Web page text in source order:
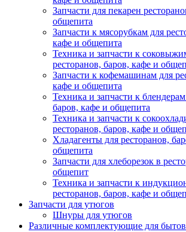
Запчасти для пекарен
общепита
Запчасти к мясорубкам для
кафе и общепита
Техника и запчасти к
ресторанов, баров, кафе и
Запчасти к кофемашинам для
кафе и общепита
Техника и запчасти к
баров, кафе и общепита
Техника и запчасти к
ресторанов, баров, кафе и
Хладагенты для ресторанов,
общепита
Запчасти для хлеборезок в
общепит
Техника и запчасти к
ресторанов, баров, кафе и
Запчасти для утюгов
Шнуры для утюгов
Различные комплектующие для